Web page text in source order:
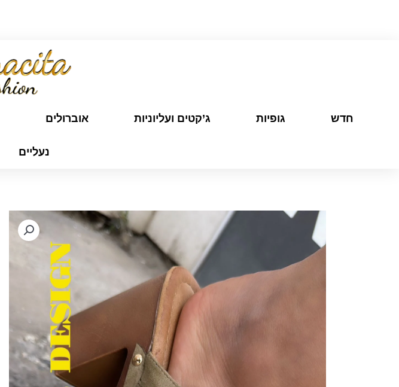
חדש גופיות ג’קטים ועליוניות אוברולים
נעליים